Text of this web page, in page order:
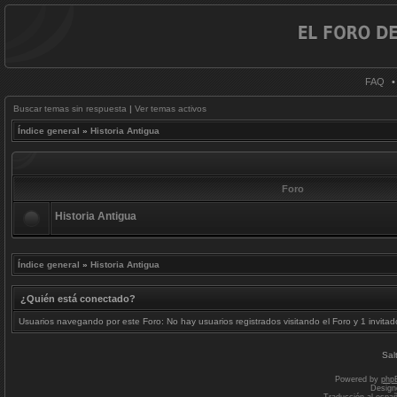
FAQ •
Buscar temas sin respuesta | Ver temas activos
Índice general » Historia Antigua
Foro
Historia Antigua
Índice general » Historia Antigua
¿Quién está conectado?
Usuarios navegando por este Foro: No hay usuarios registrados visitando el Foro y 1
Powered by